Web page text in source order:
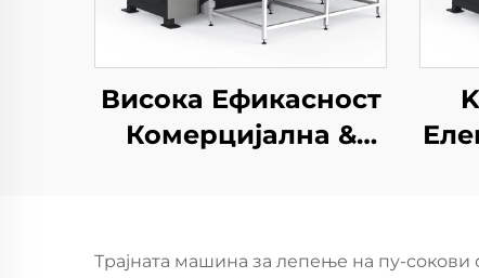
Висока Ефикасност
Комерцијална &
Трајната машина за лепење на пу-